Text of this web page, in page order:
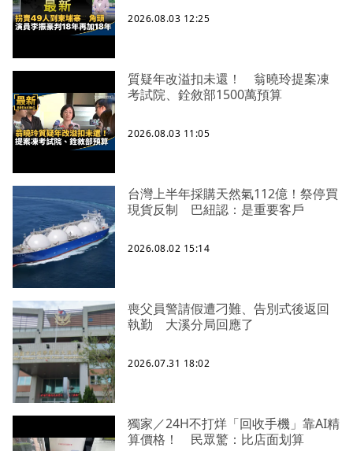
2026.08.03 12:25
質疑年改溢扣未還！ 翁曉玲提案凍
考試院、銓敘部1500萬預算
2026.08.03 11:05
台灣上半年採購天然氣112億！祭停買
現貨反制 巴紐認：是重要客戶
2026.08.02 15:14
喪父員警請假遭刁難、告別式後返回
執勤 大溪分局回應了
2026.07.31 18:02
獨家／24H不打烊「回收手機」靠AI精
算價格！ 民眾驚：比店面划算